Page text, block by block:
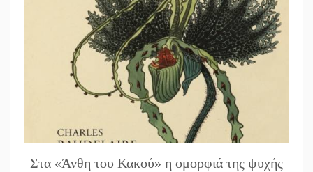
Στα «Άνθη του Κακού» η ομορφιά της ψυχής